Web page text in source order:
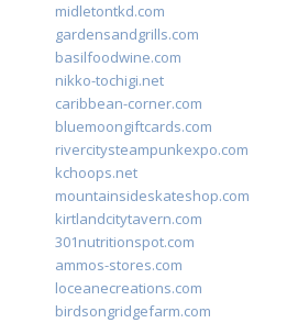
midletontkd.com
gardensandgrills.com
basilfoodwine.com
nikko-tochigi.net
caribbean-corner.com
bluemoongiftcards.com
rivercitysteampunkexpo.com
kchoops.net
mountainsideskateshop.com
kirtlandcitytavern.com
301nutritionspot.com
ammos-stores.com
loceanecreations.com
birdsongridgefarm.com